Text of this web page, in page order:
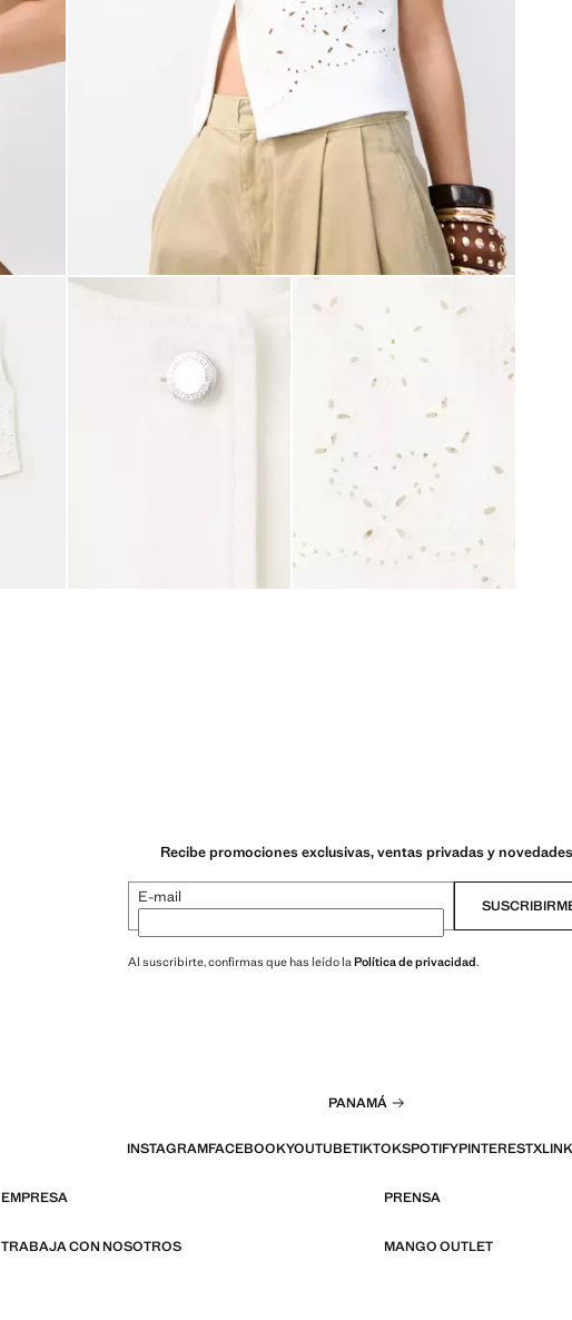
Recibe promociones exclusivas, ventas privadas y novedades
E-mail
Al suscribirte, confirmas que has leído laPolítica de privacidad.
PANAMÁ
INSTAGRAMFACEBOOKYOUTUBETIKTOKSPOTIFYPINTERESTX
EMPRESA PRENSA
TRABAJA CON NOSOTROS MANGO OUTLET